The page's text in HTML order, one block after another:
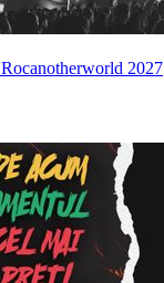
Rocanotherworld 2027